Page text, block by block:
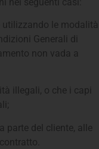
utilizzando le modalità
Generali di
non vada a
illegali, o che i capi
parte del cliente, alle